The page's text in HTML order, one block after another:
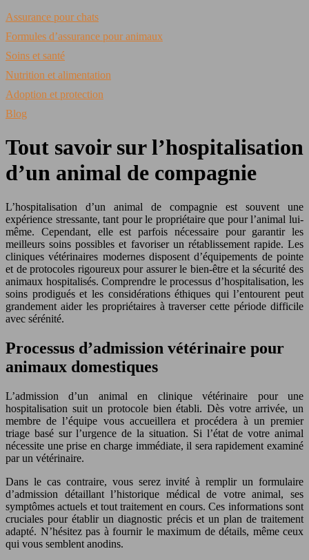
Assurance pour chats
Formules d’assurance pour animaux
Soins et santé
Nutrition et alimentation
Adoption et protection
Blog
Tout savoir sur l’hospitalisation
d’un animal de compagnie
L’hospitalisation d’un animal de compagnie est souvent une
expérience stressante, tant pour le propriétaire que pour l’animal lui-
même. Cependant, elle est parfois nécessaire pour garantir les
meilleurs soins possibles et favoriser un rétablissement rapide. Les
cliniques vétérinaires modernes disposent d’équipements de pointe
et de protocoles rigoureux pour assurer le bien-être et la sécurité des
animaux hospitalisés. Comprendre le processus d’hospitalisation, les
soins prodigués et les considérations éthiques qui l’entourent peut
grandement aider les propriétaires à traverser cette période difficile
avec sérénité.
Processus d’admission vétérinaire pour
animaux domestiques
L’admission d’un animal en clinique vétérinaire pour une
hospitalisation suit un protocole bien établi. Dès votre arrivée, un
membre de l’équipe vous accueillera et procédera à un premier
triage basé sur l’urgence de la situation. Si l’état de votre animal
nécessite une prise en charge immédiate, il sera rapidement examiné
par un vétérinaire.
Dans le cas contraire, vous serez invité à remplir un formulaire
d’admission détaillant l’historique médical de votre animal, ses
symptômes actuels et tout traitement en cours. Ces informations sont
cruciales pour établir un diagnostic précis et un plan de traitement
adapté. N’hésitez pas à fournir le maximum de détails, même ceux
qui vous semblent anodins.